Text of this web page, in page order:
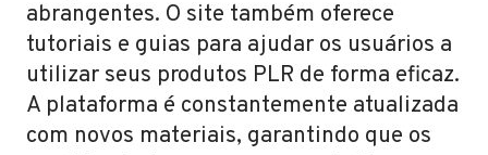
abrangentes. O site também oferece
tutoriais e guias para ajudar os usuários a
utilizar seus produtos PLR de forma eficaz.
A plataforma é constantemente atualizada
com novos materiais, garantindo que os